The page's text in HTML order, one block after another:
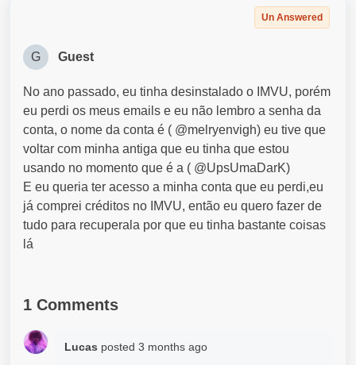
Un Answered
G Guest
No ano passado, eu tinha desinstalado o IMVU, porém
eu perdi os meus emails e eu não lembro a senha da
conta, o nome da conta é ( @melryenvigh) eu tive que
voltar com minha antiga que eu tinha que estou
usando no momento que é a ( @UpsUmaDarK)
E eu queria ter acesso a minha conta que eu perdi,eu
já comprei créditos no IMVU, então eu quero fazer de
tudo para recuperala por que eu tinha bastante coisas
lá
1 Comments
Lucas posted 3 months ago